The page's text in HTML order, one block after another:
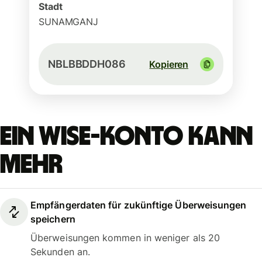
Stadt
SUNAMGANJ
NBLBBDDH086 Kopieren
Ein Wise-Konto kann
mehr
Empfängerdaten für zukünftige Überweisungen
speichern
Überweisungen kommen in weniger als 20
Sekunden an.